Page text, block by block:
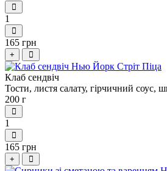
1
165 грн
+
Клаб сендвіч
Тости, листя салату, гірчичний соус,
200 г
1
165 грн
+